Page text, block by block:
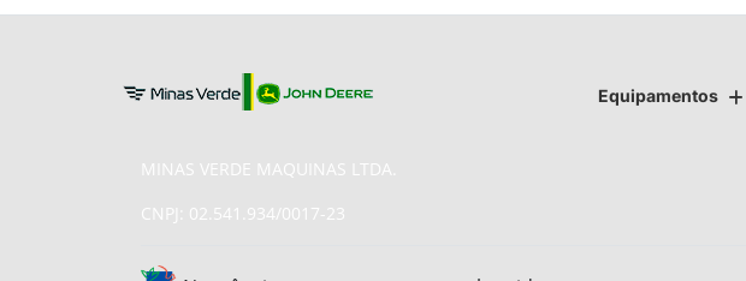
Equipamentos
MINAS VERDE MAQUINAS LTDA.
CNPJ: 02.541.934/0017-23